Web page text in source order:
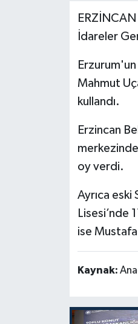
İdareler
Mahmut
kullandı.
Erzincan
oy verdi.
Ayrıca eski
Lisesi’nde
ise
Kaynak:
Kültür & Sanat
Son Dakika Haberleri